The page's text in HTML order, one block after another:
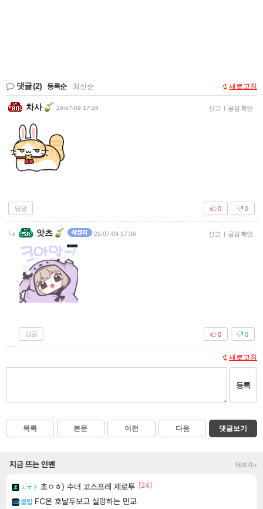
댓글(2) 등록순 최신순 새로고침
차사 26-07-09 17:28 신고 | 공감 확인
답글 0
0
앗츠 26-07-09 17:36 신고 | 공감 확인
답글 0
0
새로고침
등록
목록 본문 이전 다음 댓글보기
지금 뜨는 인벤 더보기+
ㅗㅜㅑ 초ㅇㅎ) 수녀 코스프레 제로투 [24]
클립 FC온 호날두보고 실망하는 민교